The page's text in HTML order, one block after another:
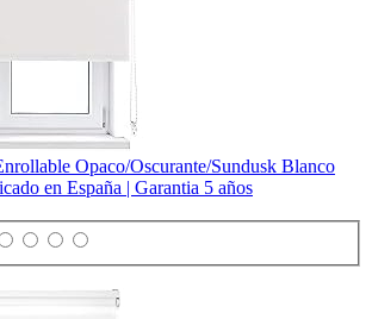
Opaco/Oscurante/Sundusk Blanco
en España | Garantia 5 años